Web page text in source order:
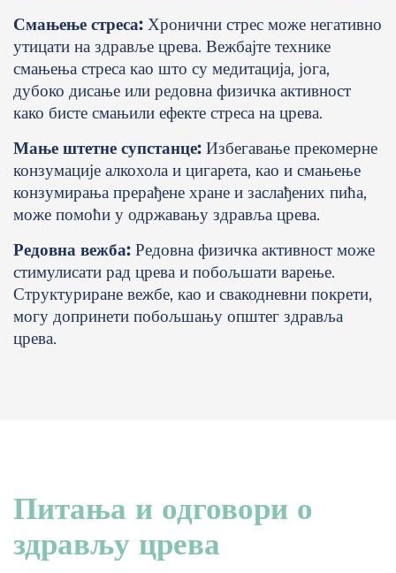
Смањење стреса: Хронични стрес може негативно
утицати на здравље црева. Вежбајте технике
смањења стреса као што су медитација, јога,
дубоко дисање или редовна физичка активност
како бисте смањили ефекте стреса на црева.
Мање штетне супстанце: Избегавање прекомерне
конзумације алкохола и цигарета, као и смањење
конзумирања прерађене хране и заслађених пића,
може помоћи у одржавању здравља црева.
Редовна вежба: Редовна физичка активност може
стимулисати рад црева и побољшати варење.
Структуриране вежбе, као и свакодневни покрети,
могу допринети побољшању општег здравља
црева.
Питања и одговори о
здрављу црева